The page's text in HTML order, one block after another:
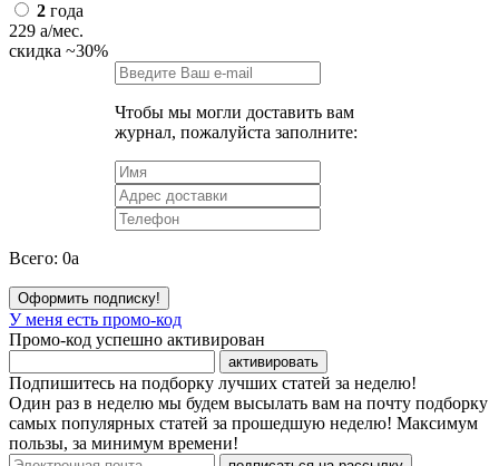
2 года
229 a/мес.
скидка ~30%
Чтобы мы могли доставить вам
журнал, пожалуйста заполните:
Всего: 0a
Оформить подписку!
У меня есть промо-код
Промо-код успешно активирован
активировать
Подпишитесь на подборку лучших статей за неделю!
Один раз в неделю мы будем высылать вам на почту подборку
самых популярных статей за прошедшую неделю! Максимум
пользы, за минимум времени!